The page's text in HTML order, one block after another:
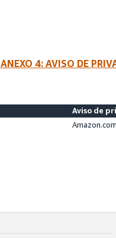
ANEXO 4: AVISO DE
Aviso de